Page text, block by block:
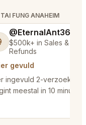
FUNG ANAHEIM
@EternalAnt36
$500k+ in Sales & Low
Refunds
gevuld
ingevuld 2-verzoeken
meestal in 10 minutes